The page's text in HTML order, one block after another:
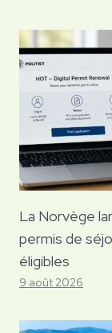
La Norvège
permis de
éligibles
9 août 2026